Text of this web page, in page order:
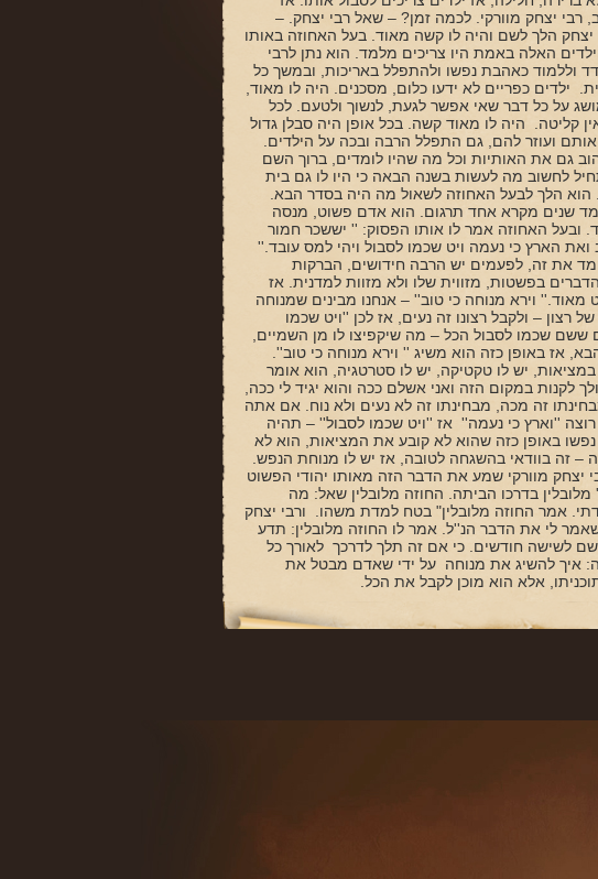
רבי יצחק מוורקי. לכמה זמן? – שאל רבי יצחק. –
הלך לשם והיה לו קשה מאוד. בעל האחוזה באותו
האלה באמת היו צריכים מלמד. הוא נתן לרבי
וללמוד כאהבת נפשו ולהתפלל באריכות, ובמשך כל
כפריים לא ידעו כלום, מסכנים. היה לו מאוד,
על כל דבר שאי אפשר לגעת, לנשוך ולטעם. לכל
קליטה. היה לו מאוד קשה. בכל אופן היה סבלן גדול
ועוזר להם, גם התפלל הרבה ובכה על הילדים.
גם את האותיות וכל מה שהיו לומדים, ברוך השם
לחשוב מה לעשות בשנה הבאה כי היו לו גם בית
הלך לבעל האחוזה לשאול מה היה בסדר הבא.
שנים מקרא אחד תרגום. הוא אדם פשוט, מנסה
ובעל האחוזה אמר לו אותו הפסוק: '' יששכר חמור
הארץ כי נעמה ויט שכמו לסבול ויהי למס עובד.''
את זה, לפעמים יש הרבה חידושים, הברקות
בפשטות, מזווית שלו ולא מזוות למדנית. אז
וירא מנוחה כי טוב'' – אנחנו מבינים שמנוחה
– ולקבל רצונו זה נעים, אז לכן ''ויט שכמו
שכמו לסבול הכל – מה שיקפיצו לו מן השמיים,
אז באופן כזה הוא משיג '' וירא מנוחה כי טוב''.
יש לו טקטיקה, יש לו סטרטגיה, הוא אומר
לקנות במקום הזה ואני אשלם ככה והוא יגיד לי ככה,
זה מכה, מבחינתו זה לא נעים ולא נוח. אם אתה
''וארץ כי נעמה'' אז ''ויט שכמו לסבול'' – תהיה
באופן כזה שהוא לא קובע את המציאות, הוא לא
– זה בוודאי בהשגחה לטובה, אז יש לו מנוחת הנפש.
יצחק מוורקי שמע את הדבר הזה מאותו יהודי הפשוט
בדרכו הביתה. החוזה מלובלין שאל: מה
אמר החוזה מלובלין" בטח למדת משהו. ורבי יצחק
לי את הדבר הנ''ל. אמר לו החוזה מלובלין: תדע
לשישה חודשים. כי אם זה תלך לדרכך לאורך כל
איך להשיג את מנוחה על ידי שאדם מבטל את
אלא הוא מוכן לקבל את הכל.